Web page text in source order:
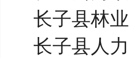
长子县林
长子县人